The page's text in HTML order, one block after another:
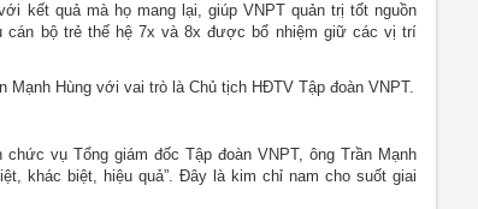
kết quả mà họ mang lại, giúp VNPT quản trị tốt nguồn
cán bộ trẻ thế hệ 7x và 8x được bổ nhiệm giữ các vị trí
Mạnh Hùng với vai trò là Chủ tịch HĐTV Tập đoàn VNPT.
vụ Tổng giám đốc Tập đoàn VNPT, ông Trần Mạnh
khác biệt, hiệu quả”. Đây là kim chỉ nam cho suốt giai